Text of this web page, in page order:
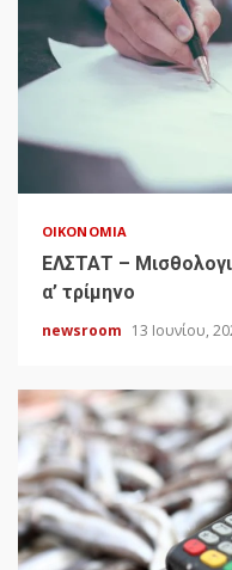
ΟΙΚΟΝΟΜΊΑ
ΕΛΣΤΑΤ –
α’ τρίμηνο
newsroom 13 Ιουνίου,